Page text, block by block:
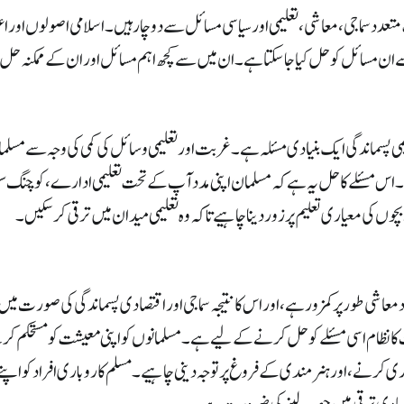
سماجی، معاشی، تعلیمی اور سیاسی مسائل سے دوچار ہیں۔ اسلامی اصولوں
ان مسائل کو حل کیا جا سکتا ہے۔ ان میں سے کچھ اہم مسائل اور ان کے ممکنہ
پسماندگی ایک بنیادی مسئلہ ہے۔ غربت اور تعلیمی وسائل کی کمی کی وجہ سے
مسئلے کا حل یہ ہے کہ مسلمان اپنی مدد آپ کے تحت تعلیمی ادارے، کوچنگ
کی معیاری تعلیم پر زور دینا چاہیے تاکہ وہ تعلیمی میدان میں ترقی کر سکیں۔
طور پر کمزور ہے، اور اس کا نتیجہ سماجی اور اقتصادی پسماندگی کی صورت
نظام اسی مسئلے کو حل کرنے کے لیے ہے۔ مسلمانوں کو اپنی معیشت کو مستحکم
کرنے، اور ہنر مندی کے فروغ پر توجہ دینی چاہیے۔ مسلم کاروباری افراد کو